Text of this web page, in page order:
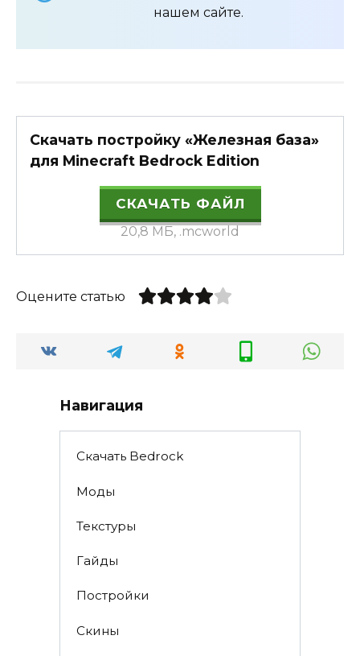
нашем сайте.
Скачать постройку «Железная база»
для Minecraft Bedrock Edition
СКАЧАТЬ ФАЙЛ
20,8 МБ, .mcworld
Оцените статью
Навигация
Скачать Bedrock
Моды
Текстуры
Гайды
Постройки
Скины